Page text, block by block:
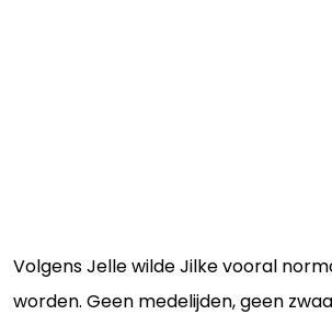
Volgens Jelle wilde Jilke vooral
worden. Geen medelijden, geen